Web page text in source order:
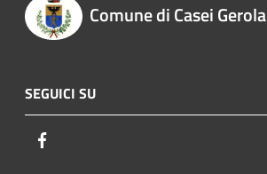
Comune di Casei Gerola
SEGUICI SU